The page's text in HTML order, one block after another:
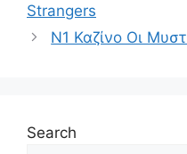
Strangers
Ν1 Καζίνο Οι
Search